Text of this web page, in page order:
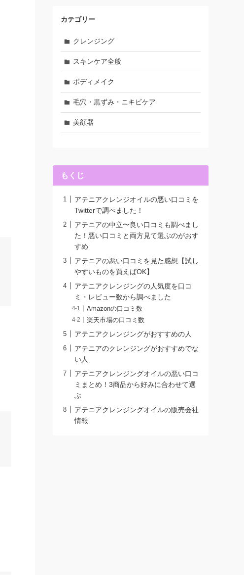
カテゴリー
クレンジング
スキンケア全般
ボディメイク
毛穴・黒ずみ・ニキビケア
美顔器
もくじ
アテニアクレンジオイルの悪い口コミを
Twitterで調べました！
アテニアの中立〜良い口コミも調べまし
た！悪い口コミと両方見て選ぶのがおす
すめ
アテニアの悪い口コミを見た感想【試し
やすいものを買えばOK】
アテニアクレンジングの人気度を口コ
ミ・レビュー数から調べました
Amazonの口コミ数
楽天市場の口コミ数
アテニアクレンジングがおすすめの人
アテニアのクレンジングがおすすめでな
い人
アテニアクレンジングオイルの悪い口コ
ミまとめ！3商品から好みに合わせて選
ぶ
アテニアクレンジングオイルの販売会社
情報